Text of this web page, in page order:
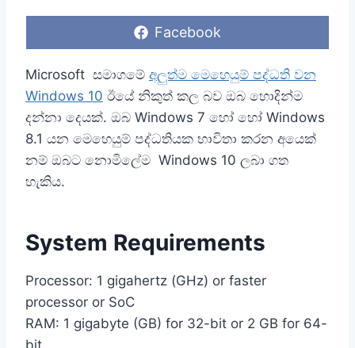
S
h
r
e
o
n
Facebook
Microsoft සමාගමේ අලුත්ම මෙහෙයුම් පද්ධති වන
Windows 10 ඊයේ නිකුත් කල බව ඔබ හොදින්ම
දන්නා දෙයක්. ඔබ Windows 7 හෝ හෝ Windows
8.1 යන මෙහෙයුම් පද්ධතියක භාවිතා කරන අයෙක්
නම් ඔබට නොමිලේම Windows 10 ලබා ගත
හැකිය.
System Requirements
Processor: 1 gigahertz (GHz) or faster
processor or SoC
RAM: 1 gigabyte (GB) for 32-bit or 2 GB for 64-
bit